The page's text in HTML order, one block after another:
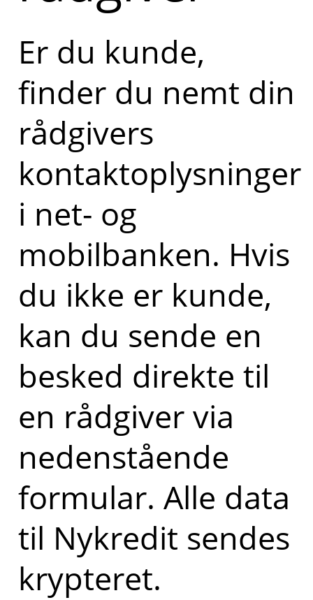
Er du kunde,
finder du nemt din
rådgivers
kontaktoplysninger
i net- og
mobilbanken. Hvis
du ikke er kunde,
kan du sende en
besked direkte til
en rådgiver via
nedenstående
formular. Alle data
til Nykredit sendes
krypteret.